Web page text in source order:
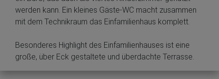
werden kann. Ein kleines Gäste-WC macht zusammen
mit dem Technikraum das Einfamilienhaus komplett.
Besonderes Highlight des Einfamilienhauses ist eine
große, über Eck gestaltete und überdachte Terrasse.